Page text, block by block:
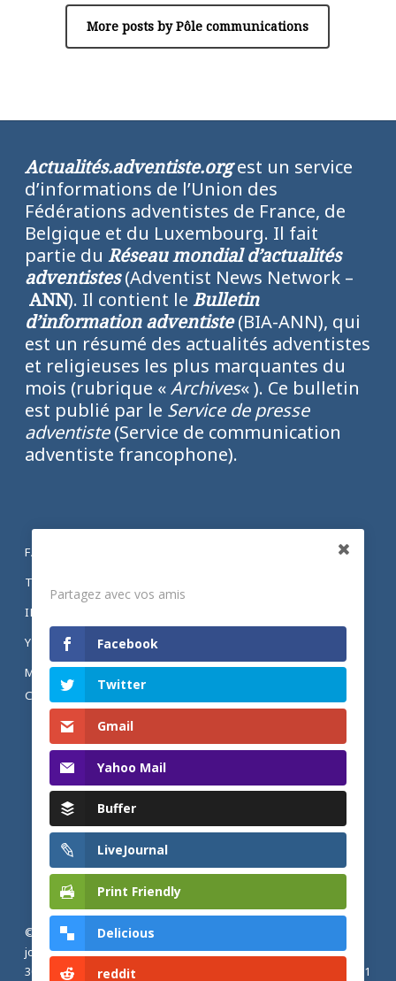
More posts by Pôle communications
Actualités.adventiste.orgest un service
d’informations de l’Union des
Fédérations adventistes de France, de
Belgique et du Luxembourg. Il fait
partie du Réseau mondial d’actualités
adventistes(Adventist News Network –
ANN). Il contient le Bulletin
d’information adventiste(BIA-ANN), qui
est un résumé des actualités adventistes
et religieuses les plus marquantes du
mois (rubrique «Archives« ). Ce bulletin
est publié par le Service de presse
adventiste(Service de communication
adventiste francophone).
FACEBOOK
TWITTER
INSTAGRAM
YOUTUBE
MENTIONS LÉGALES ET POLITIQUE DE
CONFIDENTIALITÉ
© 2026 Actualités adventistes. Église adventiste du septième
jour de France métropolitaine, de Belgique et du Luxembourg.
30, Avenue Émile Zola, 77190 Dammarie Les Lys, France |
+33 (0) 1
Partagez avec vos amis
Facebook
Twitter
Gmail
Yahoo Mail
Buffer
LiveJournal
Print Friendly
Delicious
reddit